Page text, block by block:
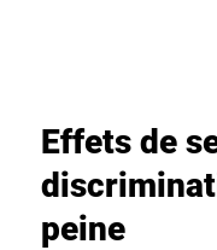
Effets de
peine